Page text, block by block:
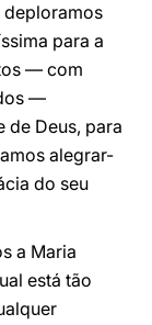
deploramos
para a
― com
―
de Deus, para
alegrar-
do seu
a Maria
está tão